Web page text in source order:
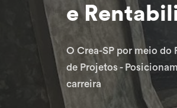
e
O Crea-SP por meio do
de Projetos -
carreira